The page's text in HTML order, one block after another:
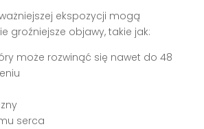
ekspozycji mogą
groźniejsze objawy, takie jak:
może rozwinąć się nawet do 48
serca